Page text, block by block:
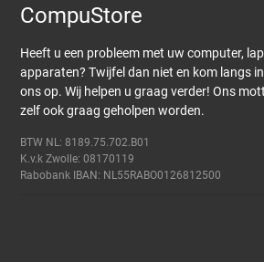
CompuStore
Heeft u een probleem met uw computer,
apparaten? Twijfel dan niet en kom langs
ons op. Wij helpen u graag verder! Ons
zelf ook graag geholpen worden.
BTW NL: 8189.75.702.B01
K.v.k Zwolle: 08170119
Rabobank IBAN: NL55RABO0126812500